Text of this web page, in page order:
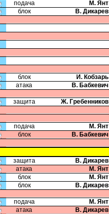
подача М. Янт
блок В. Дикарев
блок И. Кобзарь
атака В. Бабкевич
защита Ж. Гребенников
подача М. Янт
блок В. Бабкевич
защита В. Дикарев
атака М. Янт
блок М. Янт
блок В. Дикарев
подача М. Янт
атака В. Дикарев